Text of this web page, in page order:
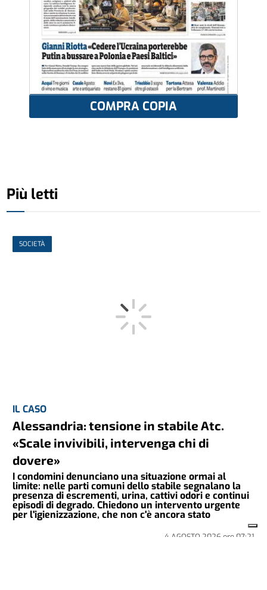
COMPRA COPIA
Più letti
SOCIETÀ
IL CASO
Alessandria: tensione in stabile Atc.
«Scale invivibili, intervenga chi di
dovere»
I condomini denunciano una situazione ormai al
limite: nelle parti comuni dello stabile segnalano la
presenza di escrementi, urina, cattivi odori e continui
episodi di degrado. Chiedono un intervento urgente
per l'igienizzazione, che non c'è ancora stato
4 AGOSTO 2026 ore 07:21